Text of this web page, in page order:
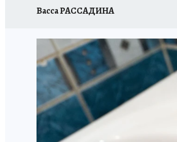
Васса РАССАДИНА